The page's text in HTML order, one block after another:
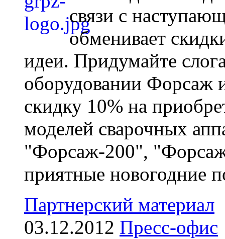
связи с
обменивает
идеи. Придумайте
оборудовании Форсаж
скидку 10% на
моделей сварочных
"Форсаж-200",
приятные новогодние
Партнерский материал
03.12.2012 Пресс-офис